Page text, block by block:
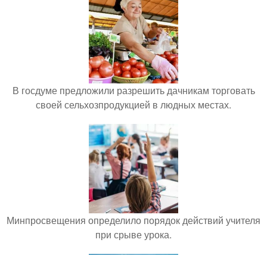
В госдуме предложили разрешить дачникам торговать
своей сельхозпродукцией в людных местах.
Минпросвещения определило порядок действий учителя
при срыве урока.